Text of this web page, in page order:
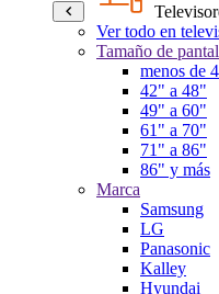
Ver todo en
Tamaño de
menos de
42" a 48"
49" a 60"
61" a 70"
71" a 86"
86" y más
Marca
Samsung
LG
Panasonic
Kalley
Hyundai